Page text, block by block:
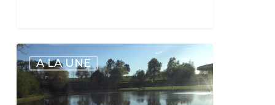
Ne
jamais
oublier
:
A LA UNE